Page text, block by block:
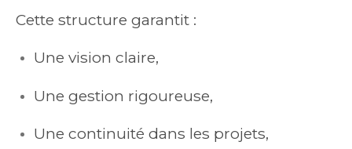
Cette structure garantit :
Une vision claire,
Une gestion rigoureuse,
Une continuité dans les projets,